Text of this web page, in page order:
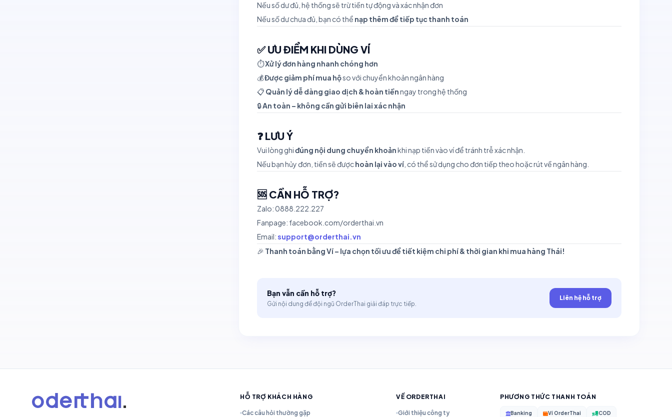
Nếu số dư đủ, hệ thống sẽ trừ tiền tự động và xác nhận đơn
Nếu số dư chưa đủ, bạn có thể nạp thêm để tiếp tục thanh toán
✅ ƯU ĐIỂM KHI DÙNG VÍ
⏱Xử lý đơn hàng nhanh chóng hơn
💰Được giảm phí mua hộso với chuyển khoản ngân hàng
📋 Quản lý dễ dàng giao dịch & hoàn tiềnngay trong hệ thống
🔒An toàn – không cần gửi biên lai xác nhận
❓ LƯU Ý
Vui lòng ghiđúng nội dung chuyển khoảnkhi nạp tiền vào ví để tránh trễ xác nhận.
Nếu bạn hủy đơn, tiền sẽ đượchoàn lại vào ví , có thể sử dụng cho đơn tiếp theo hoặc rút về ngân hàng.
🆘 CẦN HỖ TRỢ?
Zalo: 0888.222.227
Fanpage: facebook.com/orderthai.vn
Email: support@orderthai.vn
🎉 Thanh toán bằng Ví – lựa chọn tối ưu để tiết kiệm chi phí & thời gian khi mua hàng Thái!
Bạn vẫn cần hỗ trợ?
Gửi nội dung để đội ngũ OrderThai giải đáp trực tiếp.
Liên hệ hỗ trợ
HỖ TRỢ KHÁCH HÀNG
Các câu hỏi thường gặp
VỀ ORDERTHAI
Giới thiệu công ty
PHƯƠNG THỨC THANH TOÁN
Banking Ví OrderThai COD